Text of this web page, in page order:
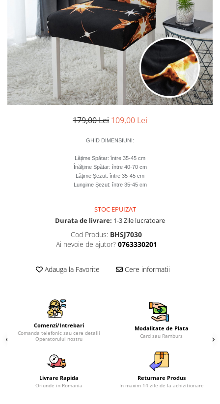
Cearceaf Normal
Lenjerii Pat Imprimeu 5D cu Elastic
Cearceaf cu Elastic pat 1 Persoana
Cearceaf cu Elastic pat 2 Persoane
Lenjerii Pat Inimi Brodate
Lenjerii Pat, Bumbac-Finet
Premium, 1 Persoana
Lenjerii Pat, Bumbac-Finet
Premium, 2 Persoane
179,00 Lei 109,00 Lei
GHID DIMENSIUNI:
Lățime Spătar: între 35-45 cm
Înălțime Spătar: între 40-70 cm
Lățime Șezut: între 35-45 cm
Lungime Șezut: între 35-45 cm
STOC EPUIZAT
Durata de livrare: 1-3 Zile lucratoare
Cod Produs: BHSJ7030
Ai nevoie de ajutor? 0763330201
Adauga la Favorite Cere informatii
Comenzi/Intrebari
Comanda telefonic sau cere detalii
Operatorului nostru
Modalitate de Plata
Card sau Ramburs
Livrare Rapida
Oriunde in Romania
Returnare Produs
In maxim 14 zile de la achizitionare